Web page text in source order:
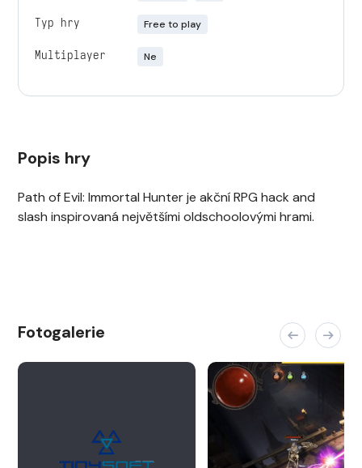
Typ hry Free to play
Multiplayer Ne
Popis hry
Path of Evil: Immortal Hunter je akční RPG hack and
slash inspirovaná největšími oldschoolovými hrami.
Fotogalerie